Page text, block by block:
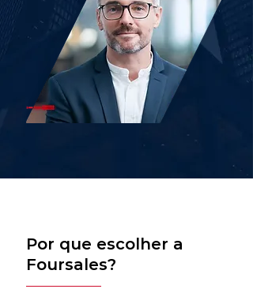
Por que escolher a
Foursales?